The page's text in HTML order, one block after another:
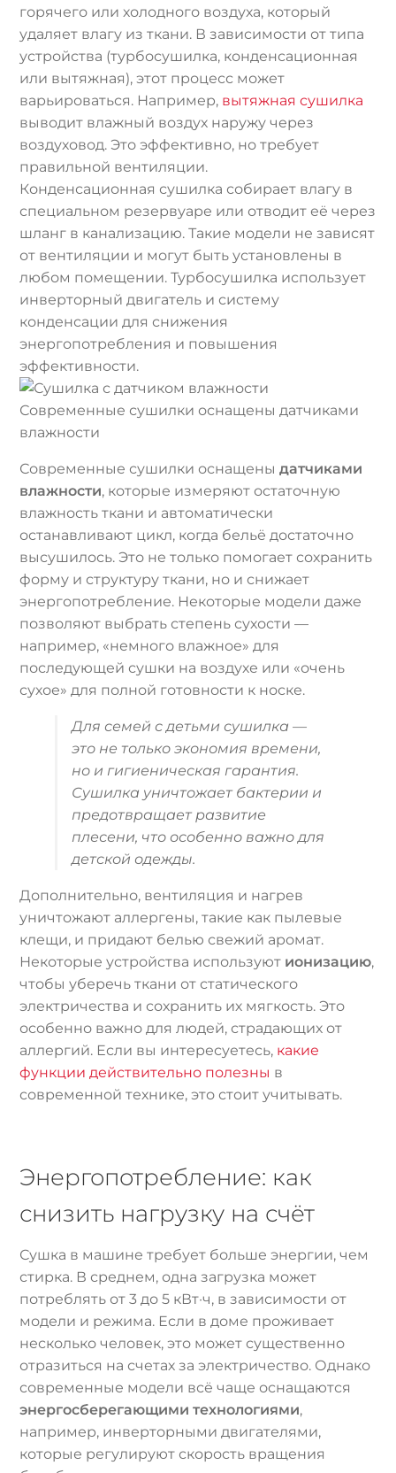
горячего или холодного воздуха, который
удаляет влагу из ткани. В зависимости от типа
устройства (турбосушилка, конденсационная
или вытяжная), этот процесс может
варьироваться. Например, вытяжная сушилка
выводит влажный воздух наружу через
воздуховод. Это эффективно, но требует
правильной вентиляции.
Конденсационная сушилка собирает влагу в
специальном резервуаре или отводит её через
шланг в канализацию. Такие модели не зависят
от вентиляции и могут быть установлены в
любом помещении. Турбосушилка использует
инверторный двигатель и систему
конденсации для снижения
энергопотребления и повышения
эффективности.
Современные сушилки оснащены датчиками
влажности
Современные сушилки оснащеныдатчиками
влажности, которые измеряют остаточную
влажность ткани и автоматически
останавливают цикл, когда бельё достаточно
высушилось. Это не только помогает сохранить
форму и структуру ткани, но и снижает
энергопотребление. Некоторые модели даже
позволяют выбрать степень сухости —
например, «немного влажное» для
последующей сушки на воздухе или «очень
сухое» для полной готовности к носке.
Для семей с детьми сушилка —
это не только экономия времени,
но и гигиеническая гарантия.
Сушилка уничтожает бактерии и
предотвращает развитие
плесени, что особенно важно для
детской одежды.
Дополнительно, вентиляция и нагрев
уничтожают аллергены, такие как пылевые
клещи, и придают белью свежий аромат.
Некоторые устройства используют ионизацию,
чтобы уберечь ткани от статического
электричества и сохранить их мягкость. Это
особенно важно для людей, страдающих от
аллергий. Если вы интересуетесь, какие
функции действительно полезны в
современной технике, это стоит учитывать.
Энергопотребление: как
снизить нагрузку на счёт
Сушка в машине требует больше энергии, чем
стирка. В среднем, одна загрузка может
потреблять от 3 до 5 кВт·ч, в зависимости от
модели и режима. Если в доме проживает
несколько человек, это может существенно
отразиться на счетах за электричество. Однако
современные модели всё чаще оснащаются
энергосберегающими технологиями,
например, инверторными двигателями,
которые регулируют скорость вращения